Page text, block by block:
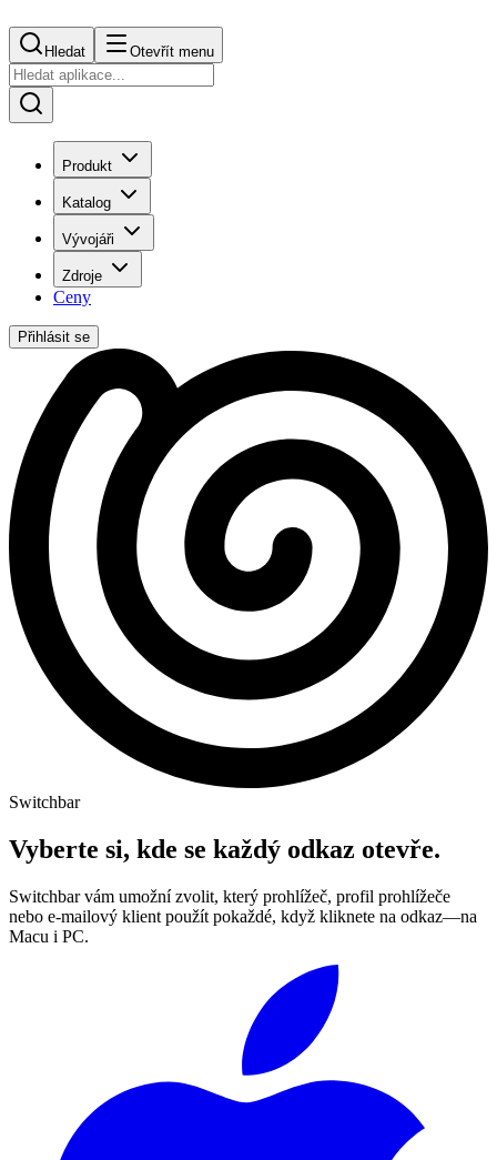
Hledat Otevřít menu
Produkt
Katalog
Vývojáři
Zdroje
Ceny
Přihlásit se
Switchbar
Vyberte si, kde se každý odkaz otevře.
Switchbar vám umožní zvolit, který prohlížeč, profil prohlížeče
nebo e-mailový klient použít pokaždé, když kliknete na odkaz—na
Macu i PC.